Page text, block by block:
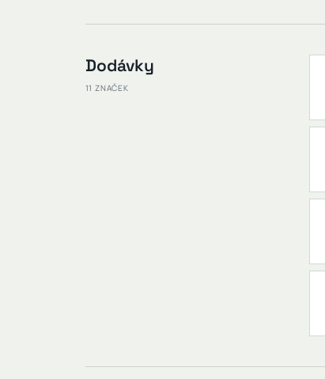
Dodávky
11 ZNAČEK